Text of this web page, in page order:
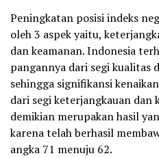
Peningkatan posisi indeks
oleh 3 aspek yaitu,
dan keamanan. Indonesia
pangannya dari segi kualitas
sehingga signifikansi
dari segi keterjangkauan dan
demikian merupakan hasil
karena telah berhasil
angka 71 menuju 62.